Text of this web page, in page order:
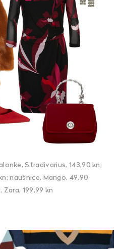
Stradivarius, 143,90 kn;
naušnice, Mango, 49,90
Zara, 199,99 kn